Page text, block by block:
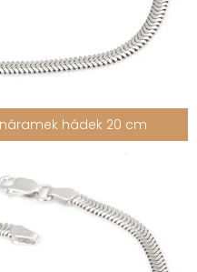
hádek 20 cm